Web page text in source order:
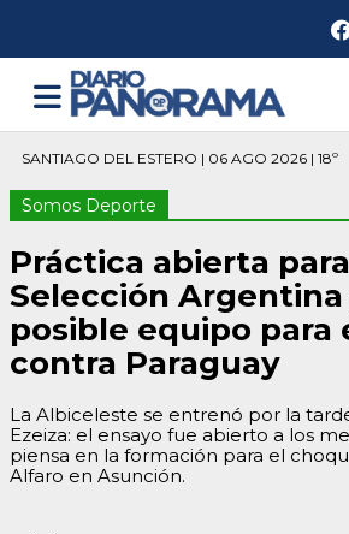
SANTIAGO DEL ESTERO | 06 AGO 2026 | 18º
Somos Deporte
Práctica abierta
Selección Argentina
posible equipo para
contra Paraguay
La Albiceleste se entrenó por la
Ezeiza: el ensayo fue abierto a los
piensa en la formación para el
Alfaro en Asunción.